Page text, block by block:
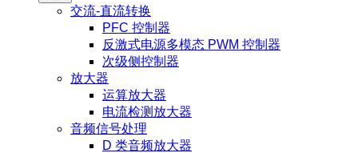
交流-直流转换
PFC 控制器
反激式电源多模态 PWM 控制器
次级侧控制器
放大器
运算放大器
电流检测放大器
音频信号处理
D 类音频放大器